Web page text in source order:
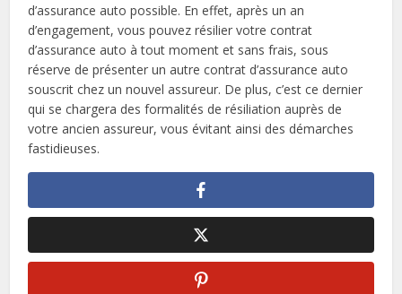
d’assurance auto possible. En effet, après un an
d’engagement, vous pouvez résilier votre contrat
d’assurance auto à tout moment et sans frais, sous
réserve de présenter un autre contrat d’assurance auto
souscrit chez un nouvel assureur. De plus, c’est ce dernier
qui se chargera des formalités de résiliation auprès de
votre ancien assureur, vous évitant ainsi des démarches
fastidieuses.